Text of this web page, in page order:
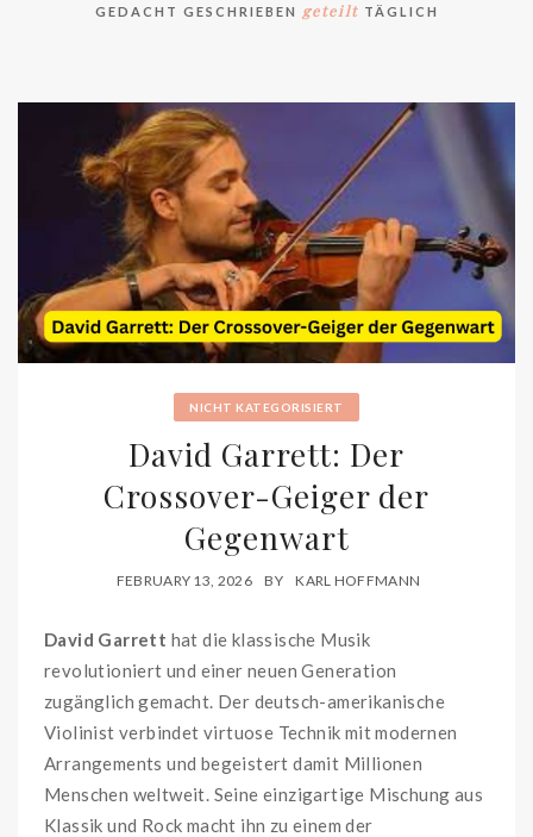
GEDACHT GESCHRIEBEN geteilt TÄGLICH
NICHT KATEGORISIERT
David Garrett: Der
Crossover-Geiger der
Gegenwart
FEBRUARY 13, 2026 BY KARL HOFFMANN
David Garrett hat die klassische Musik
revolutioniert und einer neuen Generation
zugänglich gemacht. Der deutsch-amerikanische
Violinist verbindet virtuose Technik mit modernen
Arrangements und begeistert damit Millionen
Menschen weltweit. Seine einzigartige Mischung aus
Klassik und Rock macht ihn zu einem der